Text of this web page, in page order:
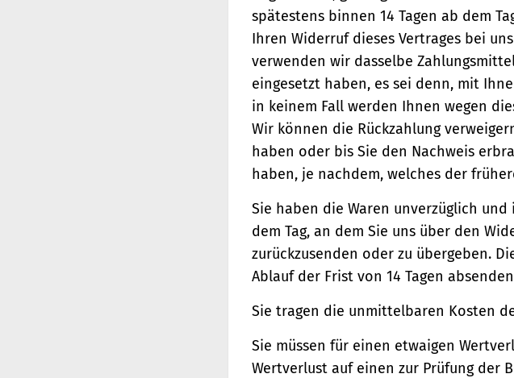
spätestens binnen 14 Tagen ab dem
Ihren Widerruf dieses Vertrages bei
verwenden wir dasselbe
eingesetzt haben, es sei denn, mit
in keinem Fall werden Ihnen wegen
Wir können die Rückzahlung
haben oder bis Sie den Nachweis
haben, je nachdem, welches der
Sie haben die Waren unverzüglich
dem Tag, an dem Sie uns über den
zurückzusenden oder zu übergeben.
Ablauf der Frist von 14 Tagen
Sie tragen die unmittelbaren Kosten
Sie müssen für einen etwaigen
Wertverlust auf einen zur Prüfung der